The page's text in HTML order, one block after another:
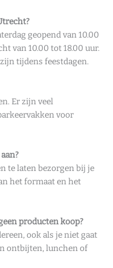
geopend van 10.00
van 10.00 tot 18.00 uur.
tijdens feestdagen.
Er zijn veel
voor
te laten bezorgen bij je
het formaat en het
producten koop?
ook als je niet gaat
ontbijten, lunchen of